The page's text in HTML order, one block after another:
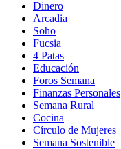
Dinero
Arcadia
Soho
in
new
window
Fucsia
in
new
window
4 Patas
Educación
Foros Semana
Finanzas Personales
Semana Rural
Cocina
Círculo de Mujeres
Semana Sostenible